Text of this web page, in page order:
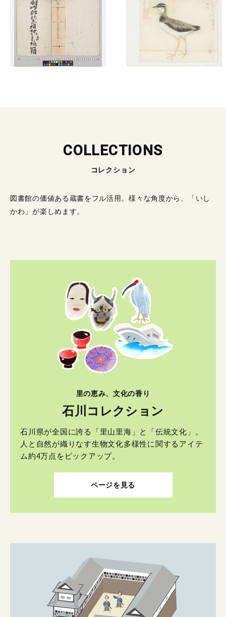
COLLECTIONS
コレクション
図書館の価値ある蔵書をフル活用。様々な角度から、「いし
かわ」が楽しめます。
里の恵み、文化の香り
石川コレクション
石川県が全国に誇る「里山里海」と「伝統文化」。
人と自然が織りなす生物文化多様性に関するアイテ
ム約4万点をピックアップ。
ページを見る